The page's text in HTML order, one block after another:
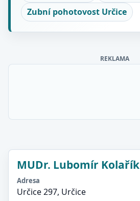
Zubní pohotovost Určice
REKLAMA
MUDr. Lubomír Kolařík
Adresa
Určice 297, Určice